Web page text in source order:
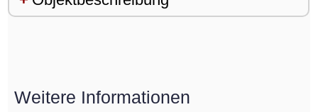
Weitere Informationen